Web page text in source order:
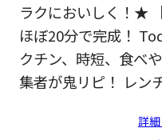
ラクにおいしく！★
ほぼ20分で完成！
クチン、時短、食べ
集者が鬼リピ！ レン
詳